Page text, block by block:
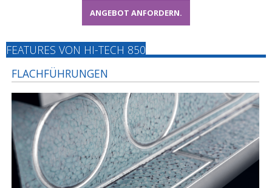
ANGEBOT ANFORDERN.
FEATURES VON HI-TECH 850
FLACHFÜHRUNGEN